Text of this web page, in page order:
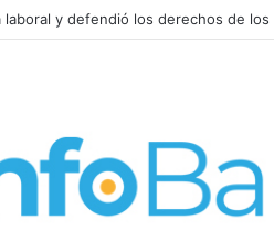
VISITAR ARGENTINA